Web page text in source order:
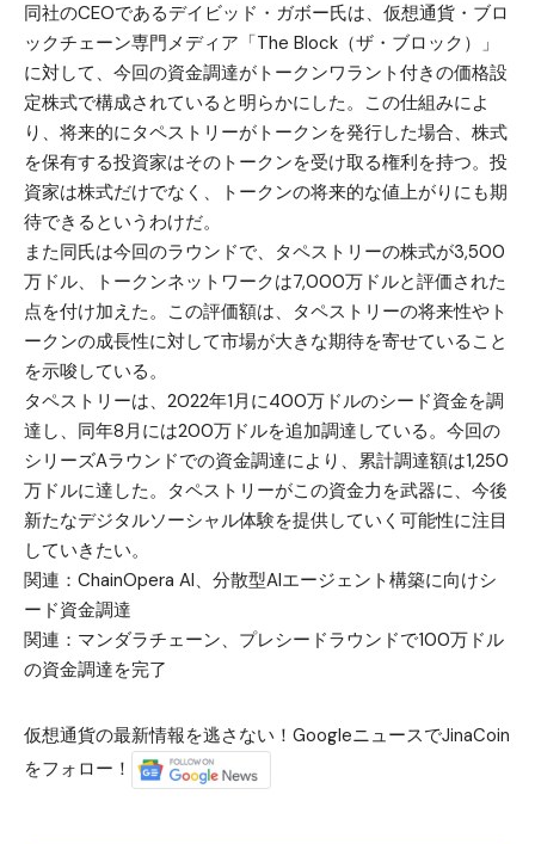
同社のCEOであるデイビッド・ガボー氏は、仮想通貨・ブロ
ックチェーン専門メディア「The Block（ザ・ブロック）」
に対して、今回の資金調達がトークンワラント付きの価格設
定株式で構成されていると明らかにした。この仕組みによ
り、将来的にタペストリーがトークンを発行した場合、株式
を保有する投資家はそのトークンを受け取る権利を持つ。投
資家は株式だけでなく、トークンの将来的な値上がりにも期
待できるというわけだ。
また同氏は今回のラウンドで、タペストリーの株式が3,500
万ドル、トークンネットワークは7,000万ドルと評価された
点を付け加えた。この評価額は、タペストリーの将来性やト
ークンの成長性に対して市場が大きな期待を寄せていること
を示唆している。
タペストリーは、2022年1月に400万ドルのシード資金を調
達し、同年8月には200万ドルを追加調達している。今回の
シリーズAラウンドでの資金調達により、累計調達額は1,250
万ドルに達した。タペストリーがこの資金力を武器に、今後
新たなデジタルソーシャル体験を提供していく可能性に注目
していきたい。
関連： ChainOpera AI、分散型AIエージェント構築に向けシ
ード資金調達
関連： マンダラチェーン、プレシードラウンドで100万ドル
の資金調達を完了
仮想通貨の最新情報を逃さない！GoogleニュースでJinaCoin
をフォロー！